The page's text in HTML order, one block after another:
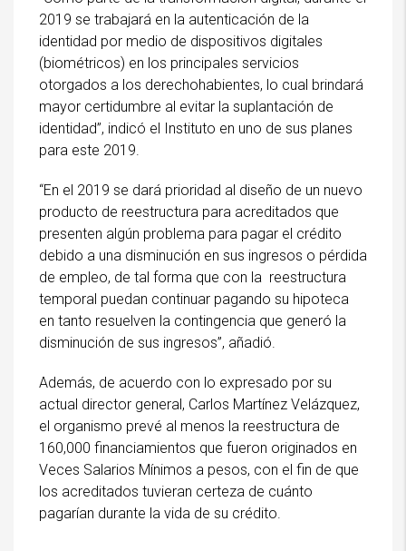
2019 se trabajará en la autenticación de la
identidad por medio de dispositivos digitales
(biométricos) en los principales servicios
otorgados a los derechohabientes, lo cual brindará
mayor certidumbre al evitar la suplantación de
identidad”, indicó el Instituto en uno de sus planes
para este 2019.
“En el 2019 se dará prioridad al diseño de un nuevo
producto de reestructura para acreditados que
presenten algún problema para pagar el crédito
debido a una disminución en sus ingresos o pérdida
de empleo, de tal forma que con la reestructura
temporal puedan continuar pagando su hipoteca
en tanto resuelven la contingencia que generó la
disminución de sus ingresos”, añadió.
Además, de acuerdo con lo expresado por su
actual director general, Carlos Martínez Velázquez,
el organismo prevé al menos la reestructura de
160,000 financiamientos que fueron originados en
Veces Salarios Mínimos a pesos, con el fin de que
los acreditados tuvieran certeza de cuánto
pagarían durante la vida de su crédito.